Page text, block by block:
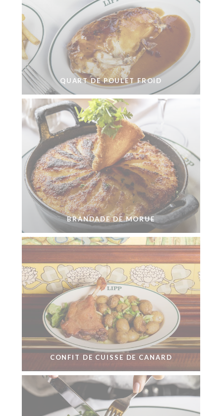
QUART DE POULET FROID
BRANDADE DE MORUE
CONFIT DE CUISSE DE CANARD